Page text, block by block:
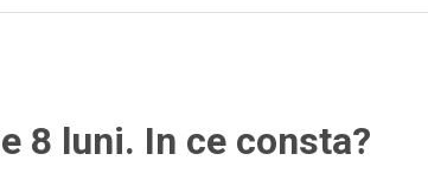
8 luni. In ce consta?